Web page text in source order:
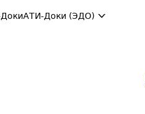
АТИ-Доки (ЭДО)